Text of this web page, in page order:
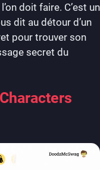
doit faire. C’est un
dit au détour d’un
pour trouver son
secret du